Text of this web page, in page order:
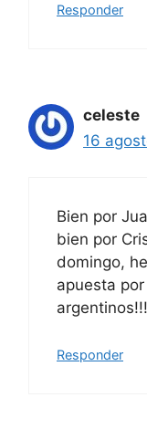
Responder
celeste
16
Bien por
bien por
domingo,
apuesta
Responder